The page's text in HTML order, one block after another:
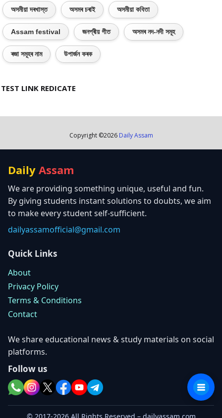
অসমীয়া দৰখাস্ত অসমৰ চৰাই অসমীয়া কবিতা
Assam festival জনপ্ৰীয় গীত অসমৰ নদ-নদী সমূহ
ৰজা সমূহৰ নাম উপাৰ্জন কৰক
TEST LINK REDICATE
Copyright ©2026 Daily Assam
Daily Assam
We are providing something unique, useful and fun.
By giving students instant solutions to doubts, we aim
to make every student self-sufficient.
dailyassamofficial@gmail.com
Quick Links
About
Privacy Policy
Terms & Conditions
Contact
We share educational news & study materials on social
platforms.
Follow us